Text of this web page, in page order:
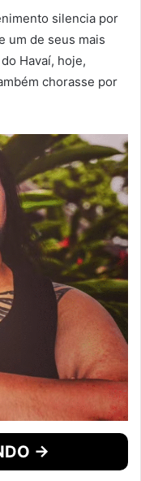
silencia por
um de seus mais
Havaí, hoje,
chorasse por
→